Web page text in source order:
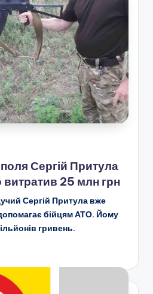
Сергій Притула
витратив 25 млн грн
Сергій Притула вже
бійцям АТО. Йому
гривень.